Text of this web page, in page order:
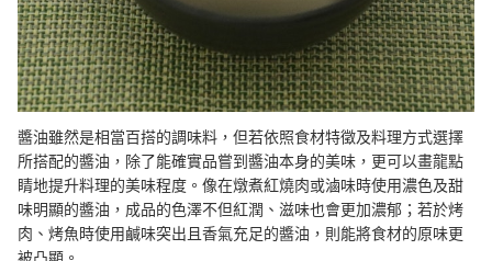
醬油雖然是相當百搭的調味料，但若依照食材特徵及料理方式選擇
所搭配的醬油，除了能確實品嘗到醬油本身的美味，更可以畫龍點
睛地提升料理的美味程度。像在燉煮紅燒肉或滷味時使用濃色及甜
味明顯的醬油，成品的色澤不但紅潤、滋味也會更加濃郁；若於烤
肉、烤魚時使用鹹味突出且香氣充足的醬油，則能將食材的原味更